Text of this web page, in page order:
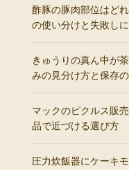
酢豚の豚肉部位はど
の使い分けと失敗し
きゅうりの真ん中が
みの見分け方と保存
マックのピクルス販
品で近づける選び方
圧力炊飯器にケーキ